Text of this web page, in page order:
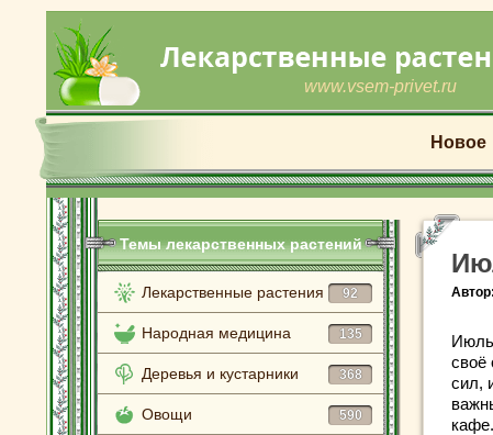
www.vsem-privet.ru
Новое
Темы лекарственных растений
Лекарственные растения 92
Народная медицина 135
Деревья и кустарники 368
Овощи 590
Автор:
своё
сил,